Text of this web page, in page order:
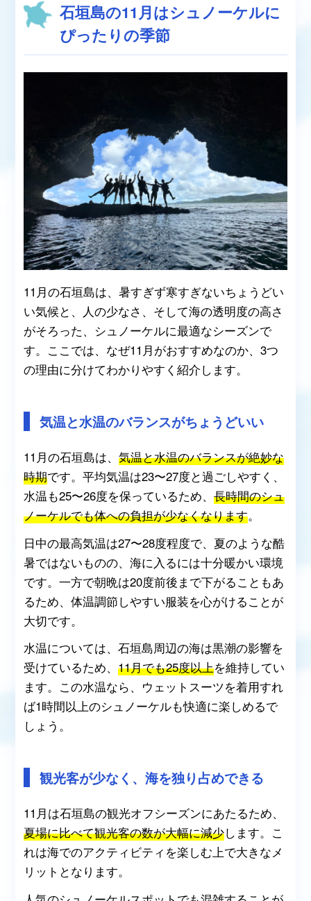
石垣島の11月はシュノーケルに
ぴったりの季節
11月の石垣島は、暑すぎず寒すぎないちょうどい
い気候と、人の少なさ、そして海の透明度の高さ
がそろった、シュノーケルに最適なシーズンで
す。ここでは、なぜ11月がおすすめなのか、3つ
の理由に分けてわかりやすく紹介します。
気温と水温のバランスがちょうどいい
11月の石垣島は、気温と水温のバランスが絶妙な
時期です。平均気温は23〜27度と過ごしやすく、
水温も25〜26度を保っているため、長時間のシュ
ノーケルでも体への負担が少なくなります。
日中の最高気温は27〜28度程度で、夏のような酷
暑ではないものの、海に入るには十分暖かい環境
です。一方で朝晩は20度前後まで下がることもあ
るため、体温調節しやすい服装を心がけることが
大切です。
水温については、石垣島周辺の海は黒潮の影響を
受けているため、11月でも25度以上を維持してい
ます。この水温なら、ウェットスーツを着用すれ
ば1時間以上のシュノーケルも快適に楽しめるで
しょう。
観光客が少なく、海を独り占めできる
11月は石垣島の観光オフシーズンにあたるため、
夏場に比べて観光客の数が大幅に減少します。こ
れは海でのアクティビティを楽しむ上で大きなメ
リットとなります。